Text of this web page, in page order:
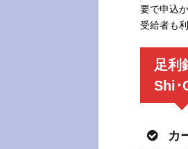
要で申込
受給者も
足利
Shi･
カ